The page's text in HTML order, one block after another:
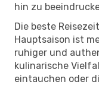
hin zu
Die beste
Hauptsaison ist
ruhiger und
kulinarische
eintauchen oder